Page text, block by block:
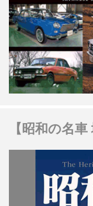
【昭和の名